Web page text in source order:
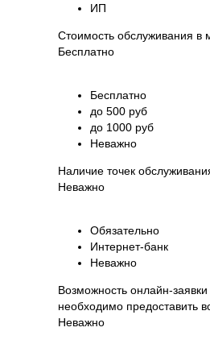
ИП
Стоимость обслуживания в
Бесплатно
Бесплатно
до 500 руб
до 1000 руб
Неважно
Наличие точек
Неважно
Обязательно
Интернет-банк
Неважно
Возможность онлайн-заявки
необходимо предоставить
Неважно